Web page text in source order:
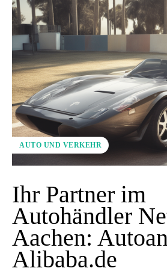
AUTO UND VERKEHR
Ihr Partner im
Autohändler
Aachen:
Alibaba.de